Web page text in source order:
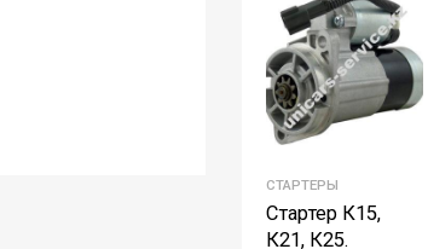
СТАРТЕРЫ
Стартер К15,
К21, К25.